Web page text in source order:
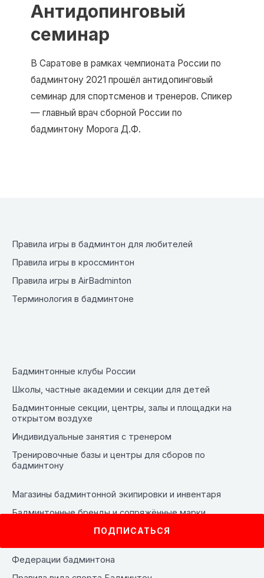
Антидопинговый
семинар
В Саратове в рамках чемпионата России по
бадминтону 2021 прошёл антидопинговый
семинар для спортсменов и тренеров. Спикер
— главный врач сборной России по
бадминтону Морога Д.Ф.
Правила игры в бадминтон для любителей
Правила игры в кроссминтон
Правила игры в AirBadminton
Терминология в бадминтоне
Бадминтонные клубы России
Школы, частные академии и секции для детей
Бадминтонные секции, центры, залы и площадки на
открытом воздухе
Индивидуальные занятия с тренером
Тренировочные базы и центры для сборов по
бадминтону
Магазины бадминтонной экипировки и инвентаря
Бадминтонные бренды и сопряжённые марки
Федерации бадминтона
ПОДПИСАТЬСЯ